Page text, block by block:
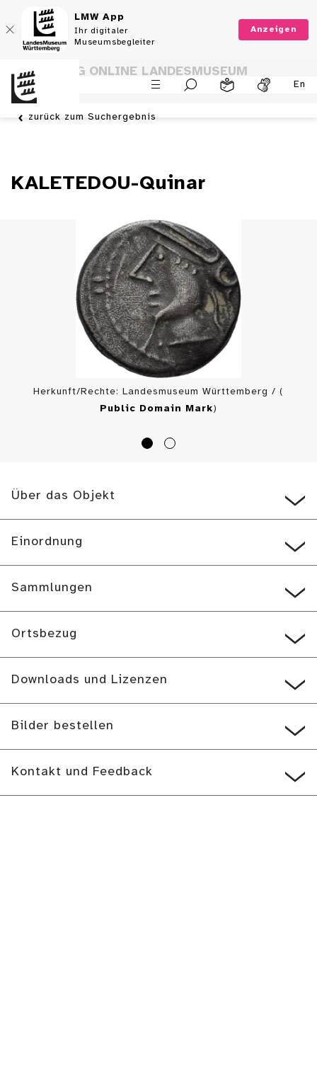
LMW App
Ihr digitaler
Museumsbegleiter
Anzeigen
En
SAMMLUNG ONLINE LANDESMUSEUM
WÜRTTEMBERG
zurück zum Suchergebnis
KALETEDOU-Quinar
Herkunft/Rechte: Landesmuseum Württemberg / (
Public Domain Mark)
Über das Objekt
Einordnung
Sammlungen
Ortsbezug
Downloads und Lizenzen
Bilder bestellen
Kontakt und Feedback